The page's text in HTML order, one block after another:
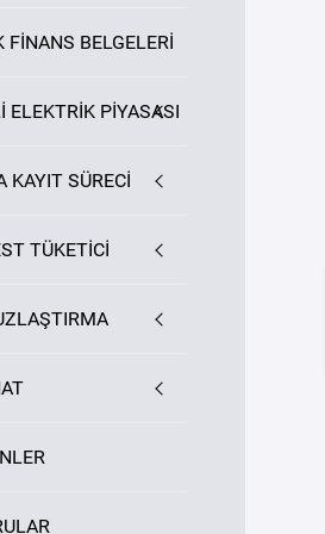
FİNANS BELGELERİ
ELEKTRİK PİYASASI
KAYIT SÜRECİ
TÜKETİCİ